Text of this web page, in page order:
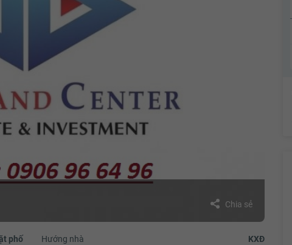
Chia sẻ
phố Hướng nhà KXĐ